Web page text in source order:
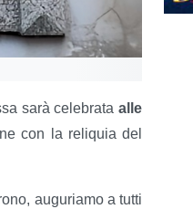
sarà celebrata alle
con la reliquia del
auguriamo a tutti